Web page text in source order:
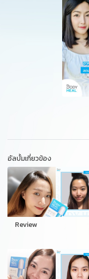
อัลบั้มเกี่ยวข้อง
Review